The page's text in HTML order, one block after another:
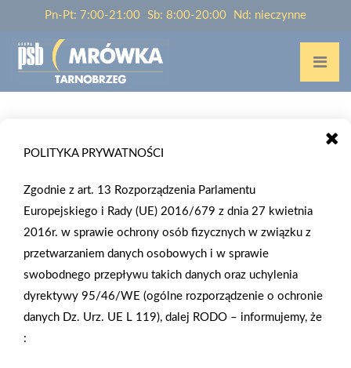
Pn-Pt: 7:00-21:00 Sb: 8:00-20:00 Nd: nieczynne
STREFA KLIENTA
Program Lojalnościowy „W Mrówce kupujesz czyste
POLITYKA PRYWATNOŚCI
Zgodnie z art. 13 Rozporządzenia Parlamentu
Europejskiego i Rady (UE) 2016/679 z dnia 27 kwietnia
2016r. w sprawie ochrony osób fizycznych w związku z
przetwarzaniem danych osobowych i w sprawie
swobodnego przepływu takich danych oraz uchylenia
dyrektywy 95/46/WE (ogólne rozporządzenie o ochronie
danych Dz. Urz. UE L 119), dalej RODO – informujemy, że
: